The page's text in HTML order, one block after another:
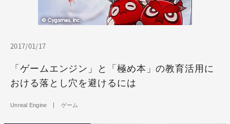
2017/01/17
「ゲームエンジン」と「極め本」の教育活用に
おける落とし穴を避けるには
Unreal Engine ゲーム